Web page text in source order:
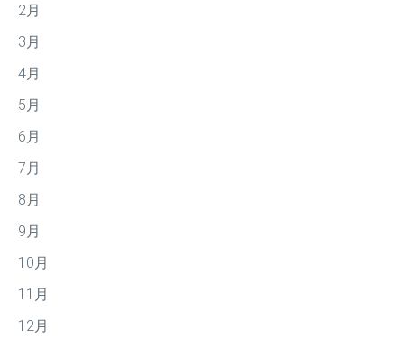
2月
3月
4月
5月
6月
7月
8月
9月
10月
11月
12月